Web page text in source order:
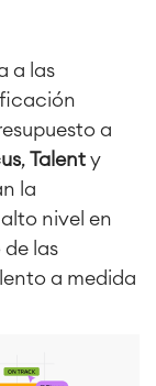
a las
a
, Talent y
la
nivel en
de las
a medida